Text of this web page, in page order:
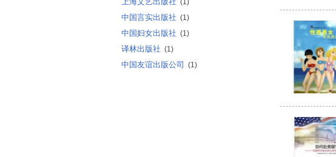
(1)
中国言实出版社 (1)
中国妇女出版社 (1)
译林出版社 (1)
中国友谊出版公司 (1)